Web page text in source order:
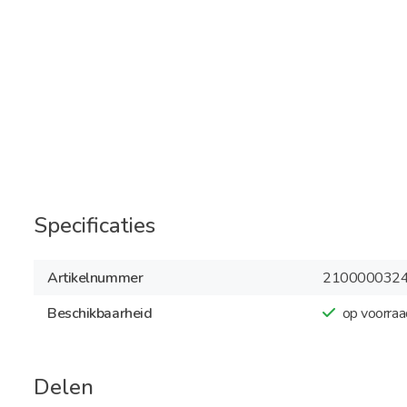
Specificaties
Artikelnummer
Beschikbaarheid
op
Delen